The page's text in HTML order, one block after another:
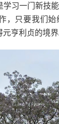
习一门新技
，只要我们
亨利贞的境界